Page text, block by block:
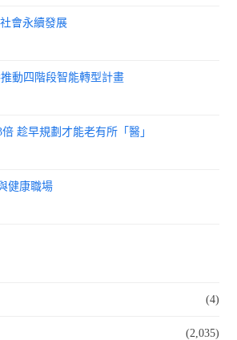
會永續發展
動四階段智能轉型計畫
趁早規劃才能老有所「醫」
健康職場
(4)
(2,035)